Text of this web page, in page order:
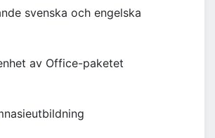
svenska och engelska
av Office-paketet